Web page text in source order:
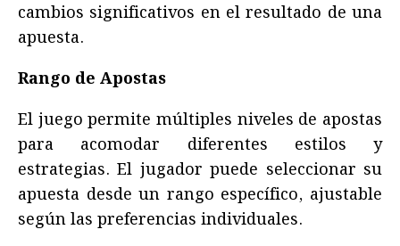
cambios significativos en el resultado de una
apuesta.
Rango de Apostas
El juego permite múltiples niveles de apostas
para acomodar diferentes estilos y
estrategias. El jugador puede seleccionar su
apuesta desde un rango específico, ajustable
según las preferencias individuales.